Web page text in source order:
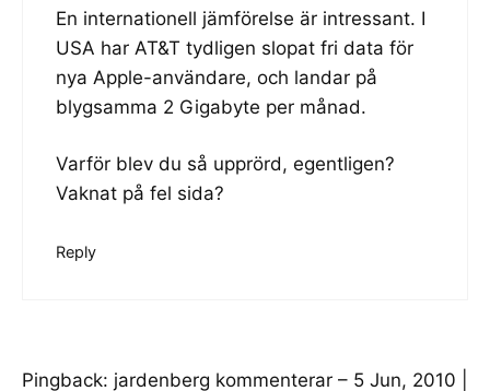
En internationell jämförelse är intressant. I
USA har AT&T tydligen slopat fri data för
nya Apple-användare, och landar på
blygsamma 2 Gigabyte per månad.
Varför blev du så upprörd, egentligen?
Vaknat på fel sida?
Reply
Pingback: jardenberg kommenterar – 5 Jun, 2010 |